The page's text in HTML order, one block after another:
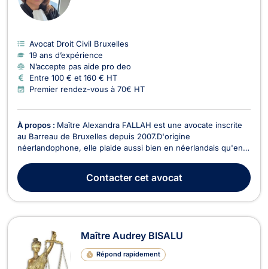
Avocat Droit Civil Bruxelles
19 ans d’expérience
N’accepte pas aide pro deo
Entre 100 € et 160 € HT
Premier rendez-vous à 70€ HT
À propos : Maître Alexandra FALLAH est une avocate inscrite
au Barreau de Bruxelles depuis 2007.D'origine
néerlandophone, elle plaide aussi bien en néerlandais qu'en
voisinage, en droit de la circulation routière, en droit des
étrangers et en droit de la consommation. Maî...
Contactercet avocat
Maître Audrey BISALU
Répond rapidement